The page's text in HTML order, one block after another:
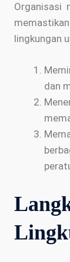
Organisasi
lingkungan
dan